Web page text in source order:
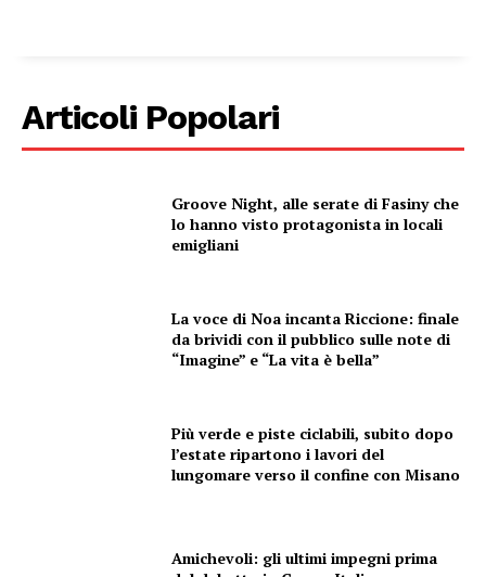
Articoli Popolari
Groove Night, alle serate di Fasiny che
lo hanno visto protagonista in locali
emigliani
La voce di Noa incanta Riccione: finale
da brividi con il pubblico sulle note di
“Imagine” e “La vita è bella”
Più verde e piste ciclabili, subito dopo
l’estate ripartono i lavori del
lungomare verso il confine con Misano
Amichevoli: gli ultimi impegni prima